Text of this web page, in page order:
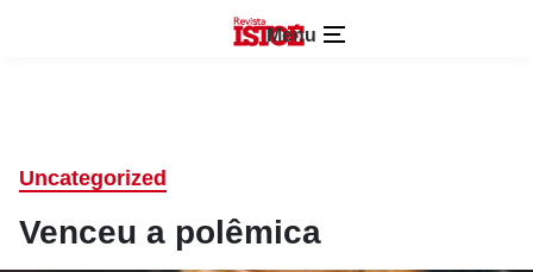
Menu
Uncategorized
Venceu a polêmica